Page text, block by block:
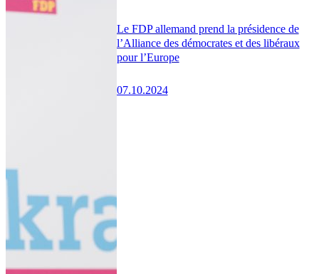
Le FDP allemand prend la présidence de
l’Alliance des démocrates et des libéraux
pour l’Europe
07.10.2024